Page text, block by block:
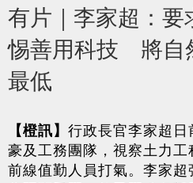
有片｜李家超：
惕善用科技 將自
最低
【橙訊】 行政長官李家超
豪及工務團隊，視察土力
前線值勤人員打氣。李家